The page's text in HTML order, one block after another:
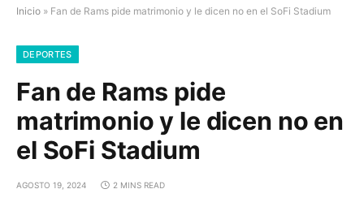
Inicio » Fan de Rams pide matrimonio y le dicen no en el SoFi Stadium
DEPORTES
Fan de Rams pide
matrimonio y le dicen no en
el SoFi Stadium
AGOSTO 19, 2024 2 MINS READ